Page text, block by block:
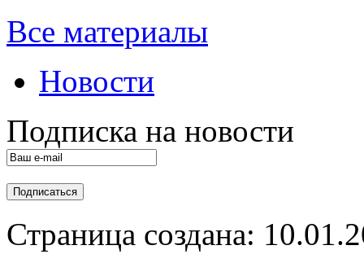
Все материалы
Новости
Подписка на новости
Страница создана: